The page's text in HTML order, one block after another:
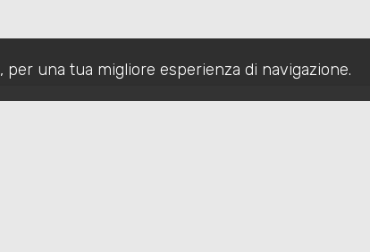
, per una tua migliore esperienza di navigazione.